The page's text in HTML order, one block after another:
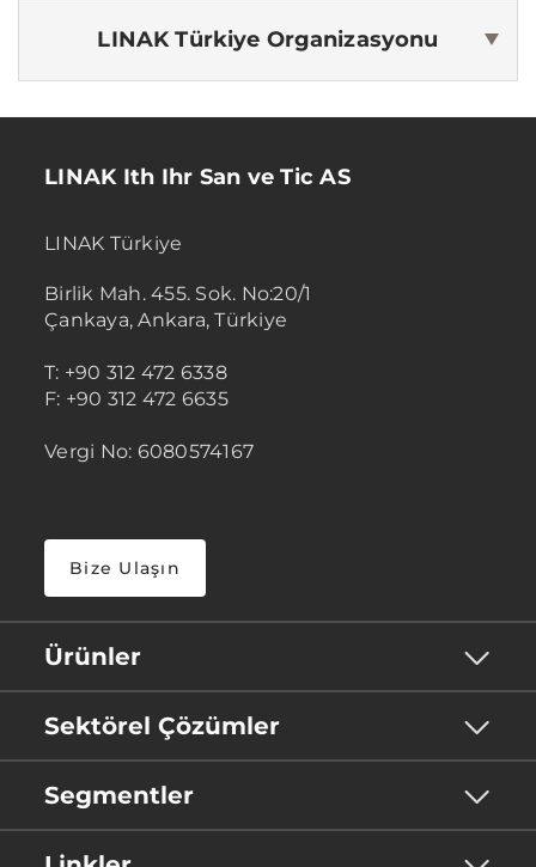
LINAK Türkiye Organizasyonu
LINAK Ith Ihr San ve Tic AS
LINAK Türkiye
Birlik Mah. 455. Sok. No:20/1
Çankaya, Ankara, Türkiye
T: +90 312 472 6338
F: +90 312 472 6635
Vergi No: 6080574167
Bize Ulaşın
Ürünler
Sektörel Çözümler
Segmentler